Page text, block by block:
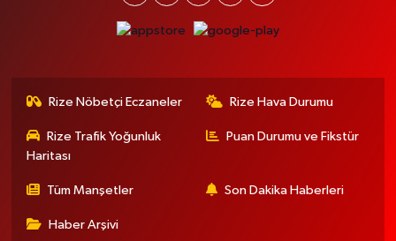
Rize Nöbetçi Eczaneler Rize Hava Durumu
Rize Trafik Yoğunluk
Haritası
Puan Durumu ve Fikstür
Tüm Manşetler Son Dakika Haberleri
Haber Arşivi